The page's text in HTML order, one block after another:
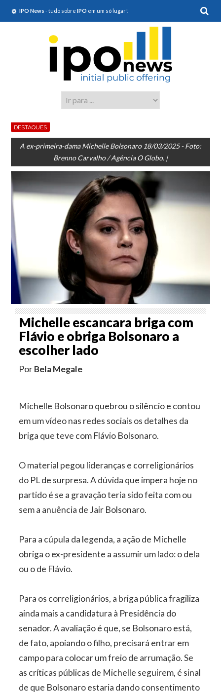
IPO News - tudo sobre IPO em um só lugar!
DESTAQUES
A ex-primeira-dama Michelle Bolsonaro 18/03/2025 - Foto:
Brenno Carvalho / Agência O Globo. |
Michelle escancara briga com
Flávio e obriga Bolsonaro a
escolher lado
PorBela Megale
Michelle Bolsonaro quebrou o silêncio e contou
em um vídeo nas redes sociais os detalhes da
briga que teve com Flávio Bolsonaro.
O material pegou lideranças e correligionários
do PL de surpresa. A dúvida que impera hoje no
partido é se a gravação teria sido feita com ou
sem a anuência de Jair Bolsonaro.
Para a cúpula da legenda, a ação de Michelle
obriga o ex-presidente a assumir um lado: o dela
ou o de Flávio.
Para os correligionários, a briga pública fragiliza
ainda mais a candidatura à Presidência do
senador. A avaliação é que, se Bolsonaro está,
de fato, apoiando o filho, precisará entrar em
campo para colocar um freio de arrumação. Se
as críticas públicas de Michelle seguirem, é sinal
de que Bolsonaro estaria dando consentimento